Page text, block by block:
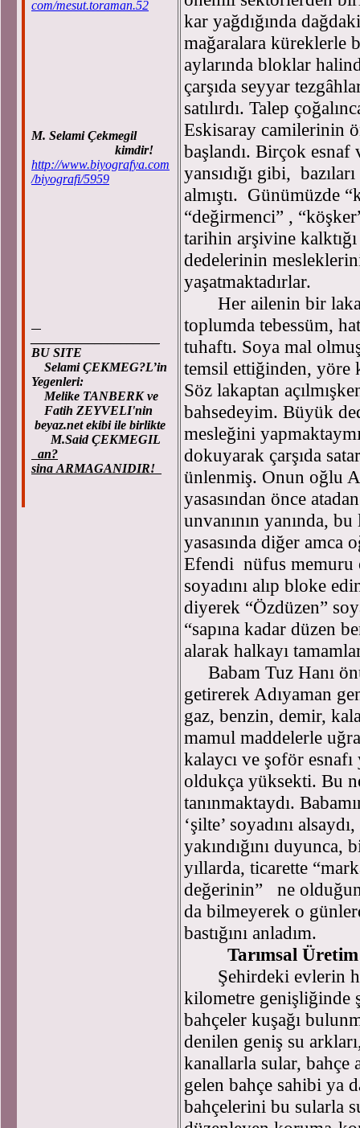
com/mesut.toraman.52
M. Selami Çekmegil
kimdir!
http://www.biyografya.com
/biyografi/5959
BU SITE
Selami ÇEKMEG?L’in
Yegenleri:
Melike TANBERK ve
Fatih ZEYVELI'nin
beyaz.net ekibi ile birlikte
M.Said ÇEKMEGIL
an?
sina ARMAGANIDIR!
kar yağdığında
mağaralara küreklerle
aylarında bloklar
çarşıda seyyar
satılırdı. Talep
Eskisaray camilerinin
başlandı. Birçok esnaf
yansıdığı gibi,
almıştı. Günümüzde
“değirmenci” ,
tarihin arşivine
dedelerinin
yaşatmaktadırlar.
Her ailenin bir
toplumda tebessüm,
tuhaftı. Soya mal
temsil ettiğinden,
Söz lakaptan
bahsedeyim. Büyük
mesleğini
dokuyarak çarşıda
ünlenmiş. Onun oğlu
yasasından önce
unvanının yanında,
yasasında diğer amca
Efendi nüfus memuru
soyadını alıp bloke
diyerek “Özdüzen”
“sapına kadar düzen
alarak halkayı
Babam Tuz Hanı
getirerek Adıyaman
gaz, benzin, demir,
mamul maddelerle
kalaycı ve şoför
oldukça yüksekti. Bu
tanınmaktaydı.
‘şilte’ soyadını
yakındığını
yıllarda, ticarette
değerinin” ne
da bilmeyerek o
bastığını anladım.
Tarımsal Üretim
Şehirdeki evlerin
kilometre genişliğinde
bahçeler kuşağı
denilen geniş su
kanallarla sular, bahçe
gelen bahçe sahibi ya
bahçelerini bu sularla